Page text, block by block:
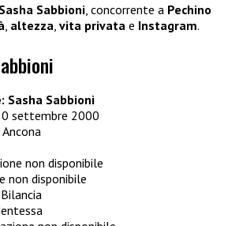
Sasha Sabbioni , concorrente a Pechino
altezza vita privata e Instagram.
Sasha Sabbioni
settembre 2000
Ancona
non disponibile
non disponibile
Bilancia